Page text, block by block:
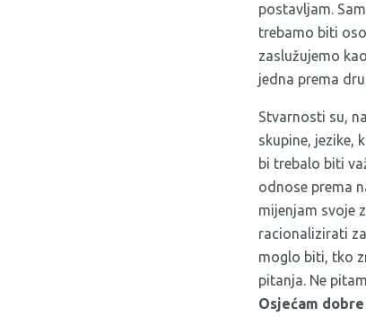
postavljam.
trebamo biti
zaslužujemo
jedna prema
Stvarnosti su,
skupine, jezike,
bi trebalo biti
odnose prema
mijenjam svoje
racionalizirati
moglo biti, tko
pitanja. Ne
Osjećam